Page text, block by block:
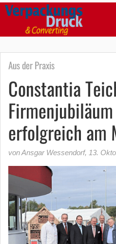
Aus der Praxis
Constantia
erfolgreich am
von Ansgar Wessendorf, 13.